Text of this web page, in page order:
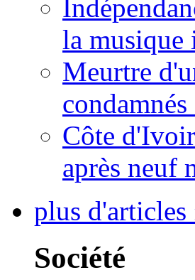
la musique
Meurtre
Côte
après neuf
plus d'articles
Société